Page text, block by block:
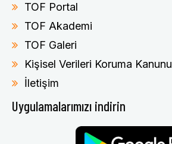
TOF Portal
TOF Akademi
TOF Galeri
Kişisel Verileri Koruma Kanunu
İletişim
Uygulamalarımızı indirin